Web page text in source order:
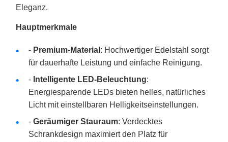
Eleganz.
Hauptmerkmale
- Premium-Material : Hochwertiger Edelstahl sorgt
für dauerhafte Leistung und einfache Reinigung.
- Intelligente LED-Beleuchtung:
Energiesparende LEDs bieten helles, natürliches
Licht mit einstellbaren Helligkeitseinstellungen.
- Geräumiger Stauraum: Verdecktes
Schrankdesign maximiert den Platz für